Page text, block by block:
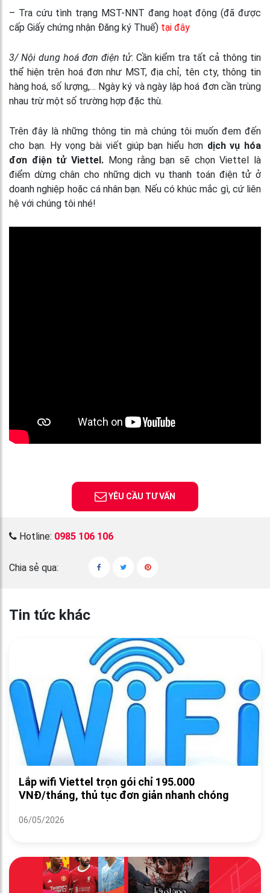
– Tra cứu tình trạng MST-NNT đang hoạt động (đã được
cấp Giấy chứng nhận Đăng ký Thuế) tại đây
3/ Nội dung hoá đơn điện tử: Cần kiểm tra tất cả thông tin
thể hiện trên hoá đơn như MST, địa chỉ, tên cty, thông tin
hàng hoá, số lượng,… Ngày ký và ngày lập hoá đơn cần trùng
nhau trừ một số trường hợp đặc thù.
Trên đây là những thông tin mà chúng tôi muốn đem đến
cho bạn. Hy vọng bài viết giúp bạn hiểu hơn dịch vụ hóa
đơn điện tử Viettel. Mong rằng bạn sẽ chọn Viettel là
điểm dừng chân cho những dịch vụ thanh toán điện tử ở
doanh nghiệp hoặc cá nhân bạn. Nếu có khúc mắc gì, cứ liên
hệ với chúng tôi nhé!
YÊU CẦU TƯ VẤN
Hotline: 0985 106 106
Chia sẻ qua:
Tin tức khác
Lắp wifi Viettel trọn gói chỉ 195.000
VNĐ/tháng, thủ tục đơn giản nhanh chóng
06/05/2026